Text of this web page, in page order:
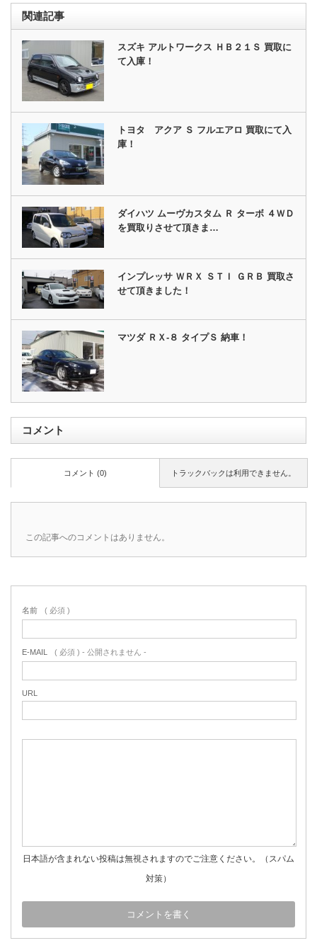
関連記事
スズキ アルトワークス ＨＢ２１Ｓ 買取に
て入庫！
トヨタ アクア Ｓ フルエアロ 買取にて入
庫！
ダイハツ ムーヴカスタム Ｒ ターボ ４ＷＤ
を買取りさせて頂きま…
インプレッサ ＷＲＸ ＳＴＩ ＧＲＢ 買取さ
せて頂きました！
マツダ ＲＸ‐８ タイプＳ 納車！
コメント
トラックバックは利用できません。
コメント (0)
この記事へのコメントはありません。
名前 ( 必須 )
E-MAIL ( 必須 ) - 公開されません -
URL
日本語が含まれない投稿は無視されますのでご注意ください。（スパム
対策）